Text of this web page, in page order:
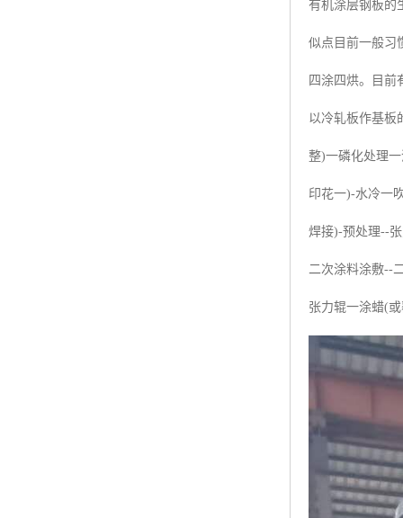
有机涂层钢板的
似点目前一般习
四涂四烘。目前
以冷轧板作基板
整)一磷化处理
印花一)-水冷一
焊接)-预处理--
二次涂料涂敷--
张力辊一涂蜡(或